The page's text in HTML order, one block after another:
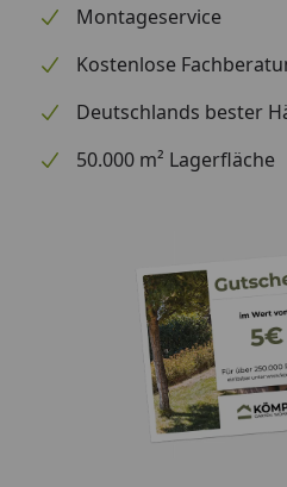
optional erhältlich
"Zubehör")
Bitte beachten Sie: Für die
Traufbretter benötigt.
Schrauben für die
nicht im Lieferumfang
Montageanleitung
Montageservice
Kostenlose
Deutschlands bester
50.000 m² Lagerfläche